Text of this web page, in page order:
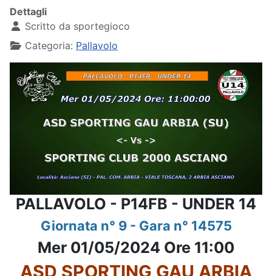
Dettagli
Scritto da sportegioco
Categoria: Pallavolo
PALLAVOLO - P14FB - UNDER 14
Giornata n° 9 - Gara n° 14575
Mer 01/05/2024 Ore 11:00
ASD SPORTING GAU ARBIA